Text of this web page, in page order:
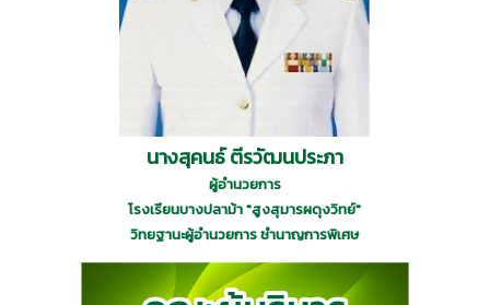
นางสุคนธ์ ตีรวัฒนประภา
ผู้อำนวยการ
โรงเรียนบางปลาม้า "สูงสุมารผดุงวิทย์"
วิทยฐานะผู้อำนวยการ ชำนาญการพิเศษ